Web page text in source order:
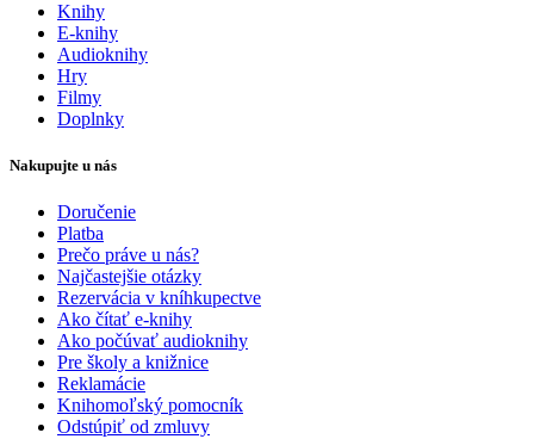
Knihy
E-knihy
Audioknihy
Hry
Filmy
Doplnky
Nakupujte u nás
Doručenie
Platba
Prečo práve u nás?
Najčastejšie otázky
Rezervácia v kníhkupectve
Ako čítať e-knihy
Ako počúvať audioknihy
Pre školy a knižnice
Reklamácie
Knihomoľský pomocník
Odstúpiť od zmluvy